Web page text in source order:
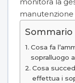
monitora la
manutenzione
Sommario
Cosa fa
sopralluogo
Cosa
effettua i